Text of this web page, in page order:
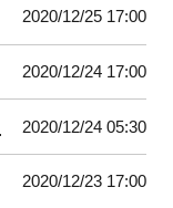
2020/12/25 17:00
2020/12/24 17:00
2020/12/24 05:30
2020/12/23 17:00